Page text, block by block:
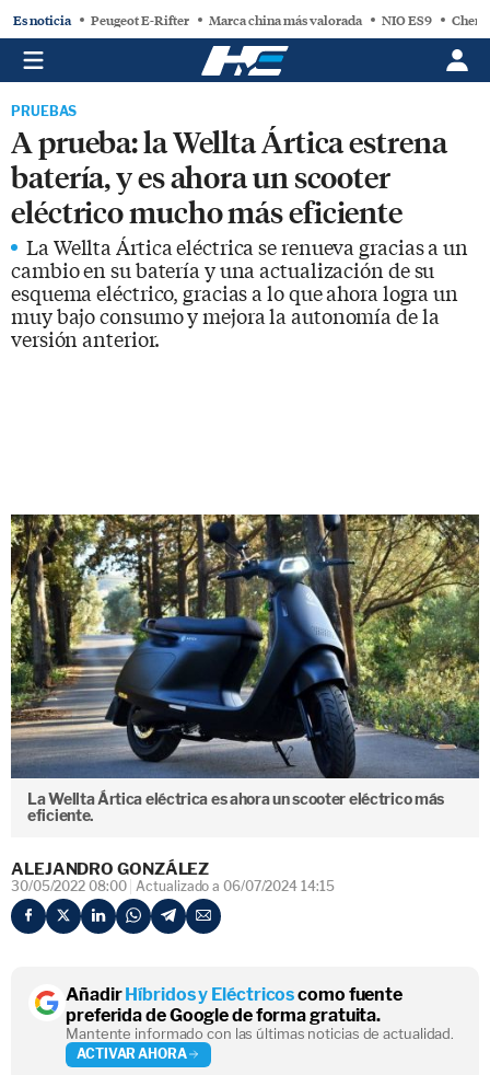
Es noticia Peugeot E-Rifter Marca china más valorada NIO ES9 Chery
PRUEBAS
A prueba: la Wellta Ártica estrena
batería, y es ahora un scooter
eléctrico mucho más eficiente
La Wellta Ártica eléctrica se renueva gracias a un
cambio en su batería y una actualización de su
esquema eléctrico, gracias a lo que ahora logra un
muy bajo consumo y mejora la autonomía de la
versión anterior.
La Wellta Ártica eléctrica es ahora un scooter eléctrico más
eficiente.
ALEJANDRO GONZÁLEZ
30/05/2022 08:00 Actualizado a 06/07/2024 14:15
AñadirHíbridos y Eléctricoscomo fuente
preferida de Google de forma gratuita.
Mantente informado con las últimas noticias de actualidad.
ACTIVAR AHORA